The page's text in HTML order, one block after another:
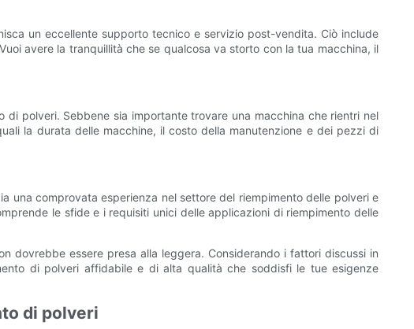
un eccellente supporto tecnico e servizio post-vendita. Ciò include
avere la tranquillità che se qualcosa va storto con la tua macchina, il
polveri. Sebbene sia importante trovare una macchina che rientri nel
la durata delle macchine, il costo della manutenzione e dei pezzi di
una comprovata esperienza nel settore del riempimento delle polveri e
le sfide e i requisiti unici delle applicazioni di riempimento delle
dovrebbe essere presa alla leggera. Considerando i fattori discussi in
di polveri affidabile e di alta qualità che soddisfi le tue esigenze
di polveri